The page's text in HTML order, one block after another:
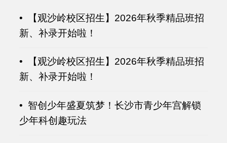
• 【观沙岭校区招生】2026年秋季精品班招
新、补录开始啦！
• 【观沙岭校区招生】2026年秋季精品班招
新、补录开始啦！
• 智创少年盛夏筑梦！长沙市青少年宫解锁
少年科创趣玩法